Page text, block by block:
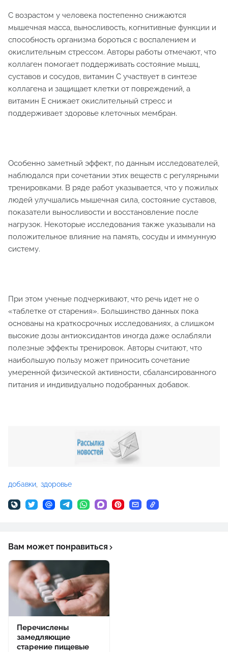
С возрастом у человека постепенно снижаются
мышечная масса, выносливость, когнитивные функции и
способность организма бороться с воспалением и
окислительным стрессом. Авторы работы отмечают, что
коллаген помогает поддерживать состояние мышц,
суставов и сосудов, витамин C участвует в синтезе
коллагена и защищает клетки от повреждений, а
витамин E снижает окислительный стресс и
поддерживает здоровье клеточных мембран.
Особенно заметный эффект, по данным исследователей,
наблюдался при сочетании этих веществ с регулярными
тренировками. В ряде работ указывается, что у пожилых
людей улучшались мышечная сила, состояние суставов,
показатели выносливости и восстановление после
нагрузок. Некоторые исследования также указывали на
положительное влияние на память, сосуды и иммунную
систему.
При этом ученые подчеркивают, что речь идет не о
«таблетке от старения». Большинство данных пока
основаны на краткосрочных исследованиях, а слишком
высокие дозы антиоксидантов иногда даже ослабляли
полезные эффекты тренировок. Авторы считают, что
наибольшую пользу может приносить сочетание
умеренной физической активности, сбалансированного
питания и индивидуально подобранных добавок.
добавки здоровье
Вам может понравиться
Перечислены
замедляющие
старение пищевые